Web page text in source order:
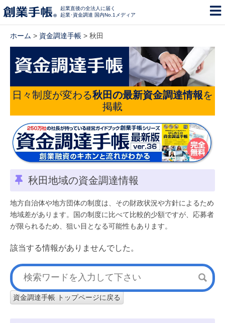
起業直後の全法人に届く
起業･資金調達 国内No.1メディア
ホーム > 資金調達手帳 > 秋田
日々制度が変わる秋田の最新資金調達情報を
掲載
秋田地域の資金調達情報
地方自治体や地方団体の制度は、その財政状況や方針によるため
地域差があります。国の制度に比べて比較的少額ですが、応募者
が限られるため、狙い目となる可能性もあります。
該当する情報がありませんでした。
資金調達手帳 トップページに戻る